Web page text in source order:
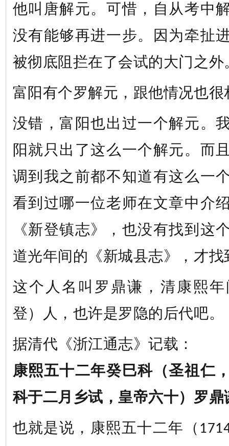
他叫唐解元。可惜，自从考中
没有能够再进一步。因为牵扯
被彻底阻拦在了会试的大门之外
富阳有个罗解元，跟他情况也很
没错，富阳也出过一个解元。
阳就只出了这么一个解元。而
调到我之前都不知道有这么一
看到过哪一位老师在文章中介
《新登镇志》，也没有找到这
道光年间的《新城县志》，才找
这个人名叫罗鼎谦，清康熙
登）人，也许是罗隐的后代吧。
据清代《浙江通志》记载：
康熙五十二年癸巳科（圣祖仁
科于二月乡试，皇帝六十） 罗鼎
也就是说，康熙五十二年（